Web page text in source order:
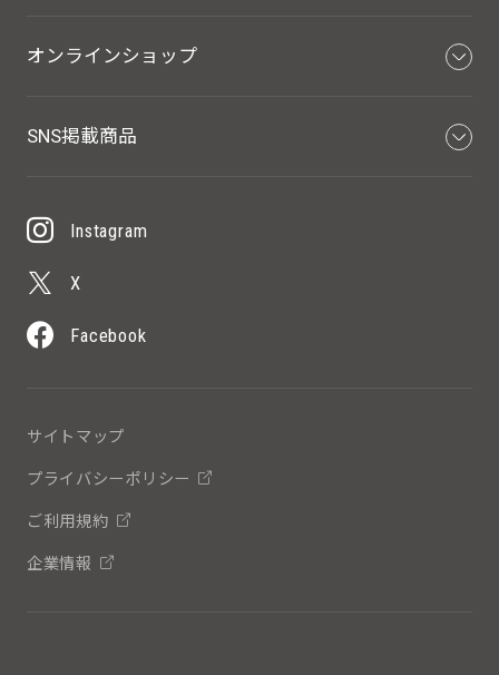
オンラインショップ
SNS掲載商品
Instagram
X
Facebook
サイトマップ
プライバシーポリシー
ご利用規約
企業情報